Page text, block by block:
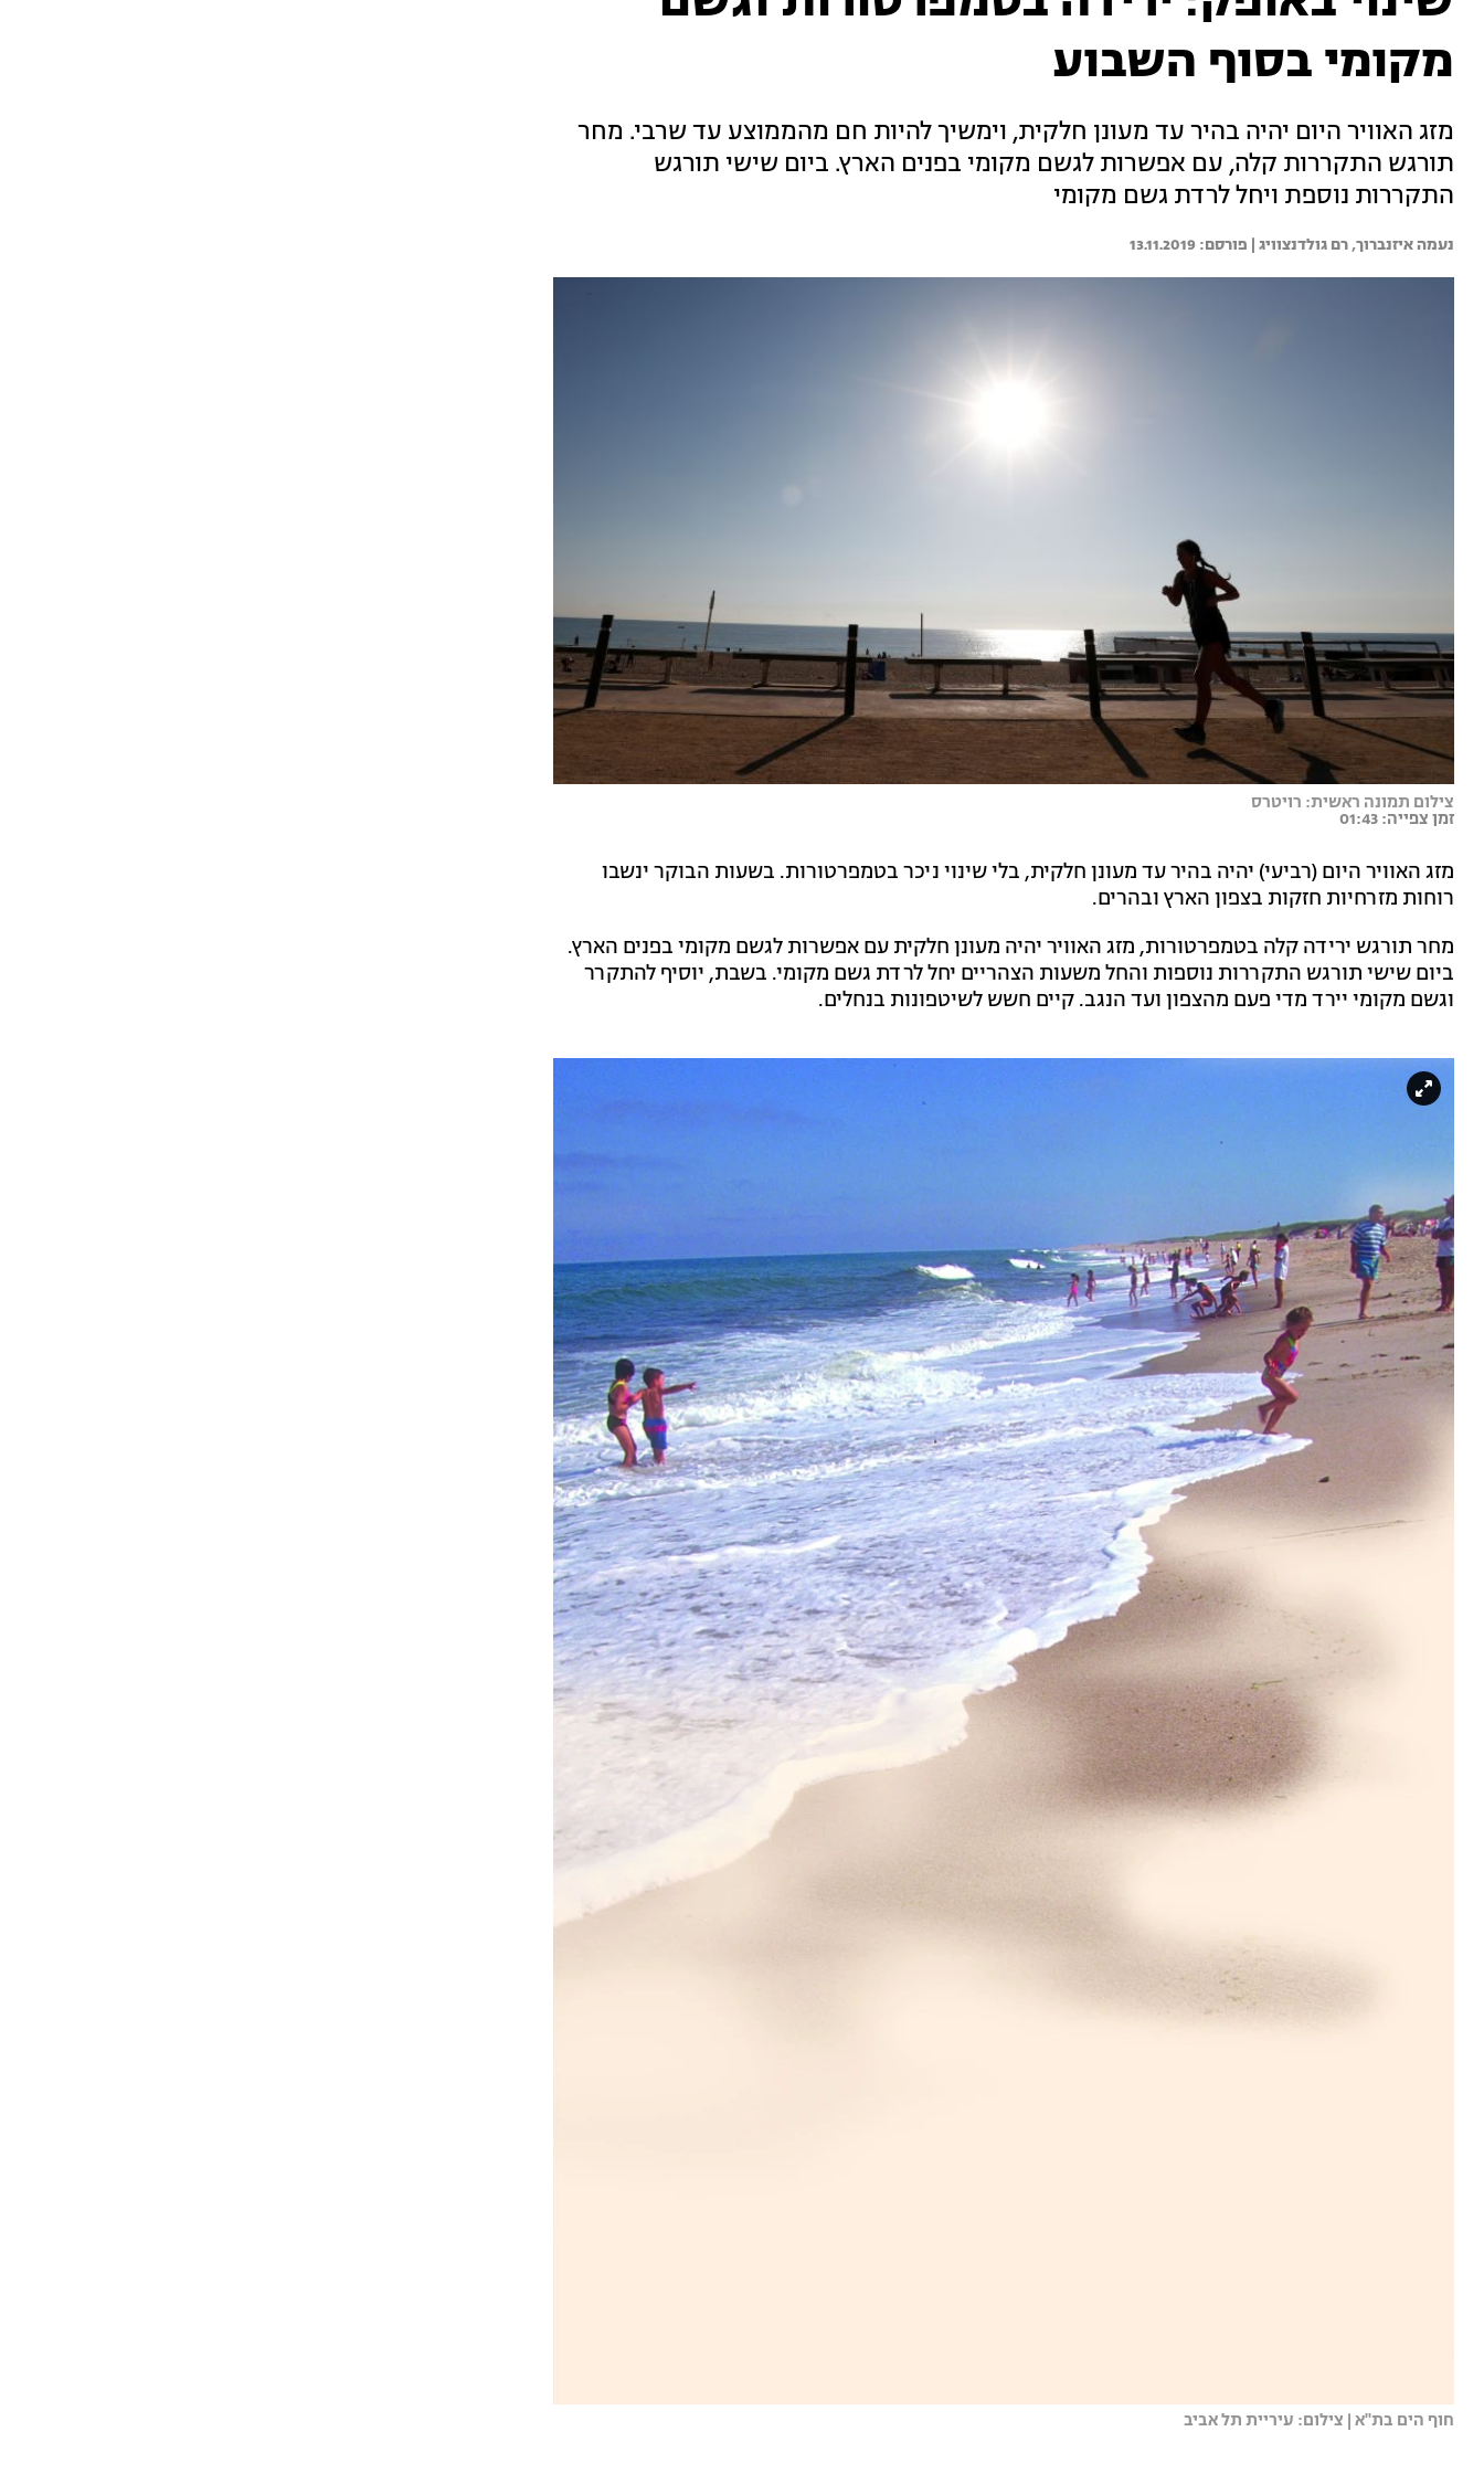
מקומי בסוף השבוע
מזג האוויר היום יהיה בהיר עד מעונן חלקית, וימשיך להיות חם מהממוצע עד שרבי. מחר
תורגש התקררות קלה, עם אפשרות לגשם מקומי בפנים הארץ. ביום שישי תורגש
התקררות נוספת ויחל לרדת גשם מקומי
נעמה איזנברוך, רם גולדנצוויג | 13.11.2019
צילום תמונה ראשית: רויטרס
זמן צפייה: 01:43
מזג האוויר היום (רביעי) יהיה בהיר עד מעונן חלקית, בלי שינוי ניכר בטמפרטורות. בשעות הבוקר ינשבו
רוחות מזרחיות חזקות בצפון הארץ ובהרים.
מחר תורגש ירידה קלה בטמפרטורות, מזג האוויר יהיה מעונן חלקית עם אפשרות לגשם מקומי בפנים הארץ.
ביום שישי תורגש התקררות נוספות והחל משעות הצהריים יחל לרדת גשם מקומי. בשבת, יוסיף להתקרר
וגשם מקומי יירד מדי פעם מהצפון ועד הנגב. קיים חשש לשיטפונות בנחלים.
חוף הים בת''א | צילום: עיריית תל אביב